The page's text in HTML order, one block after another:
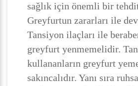
sağlık için önemli bir
Greyfurtun zararları ile
Tansiyon ilaçları ile
greyfurt yenmemelidir.
kullananların greyfurt
sakıncalıdır. Yanı sıra